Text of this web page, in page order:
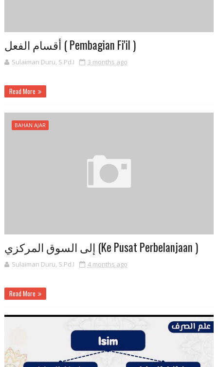
أقسام الفعل ( Pembagian Fi'il )
Sulaiman Duru, S.Pd.I 3 months ago
Read More
BAHAN AJAR
إلى السوق المركزي (Ke Pusat Perbelanjaan )
Sulaiman Duru, S.Pd.I 4 months ago
Read More